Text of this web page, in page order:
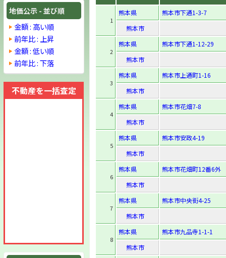
地価公示 - 並び順
金額 : 高い順
前年比 : 上昇
金額 : 低い順
前年比 : 下落
不動産を一括査定
1
熊本県
熊本市下通1-3-7
熊本市
2
熊本県
熊本市下通1-12-29
熊本市
3
熊本県
熊本市上通町1-16
熊本市
4
熊本県
熊本市花畑7-8
熊本市
5
熊本県
熊本市安政4-19
熊本市
6
熊本県
熊本市花畑町12番6外
熊本市
7
熊本県
熊本市中央街4-25
熊本市
8
熊本県
熊本市九品寺1-1-1
熊本市